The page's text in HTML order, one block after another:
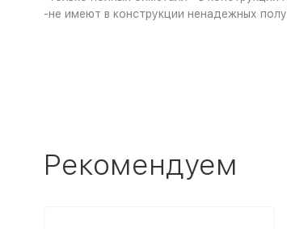
-не имеют в конструкции ненадежных
Рекомендуем